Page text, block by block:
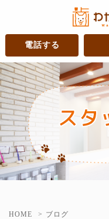
電話する
HOME ブログ